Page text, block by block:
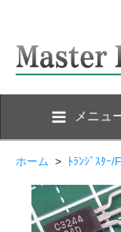
メニュ
ホーム > ﾄﾗﾝｼﾞｽﾀｰ